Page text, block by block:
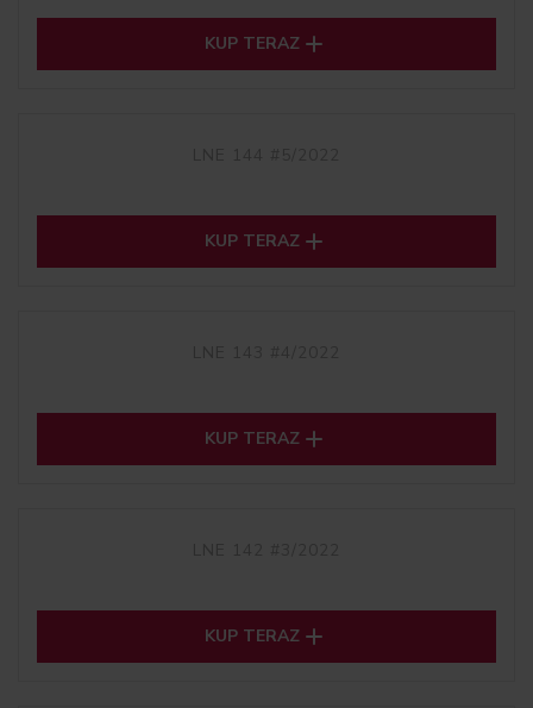
KUP TERAZ 
KUP TERAZ 
KUP TERAZ 
KUP TERAZ 